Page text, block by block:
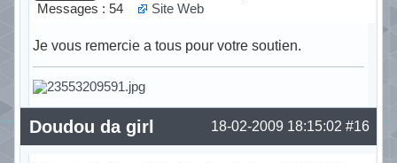
Messages : 54
Site Web
Je vous remercie a tous pour votre soutien.
Hors ligne #16
18-02-2009 18:15:02
Doudou da girl